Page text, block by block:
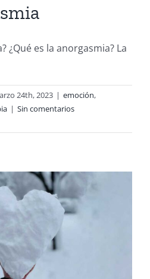
¿Qué es la anorgasmia? La
24th, 2023 | emoción,
| Sin comentarios